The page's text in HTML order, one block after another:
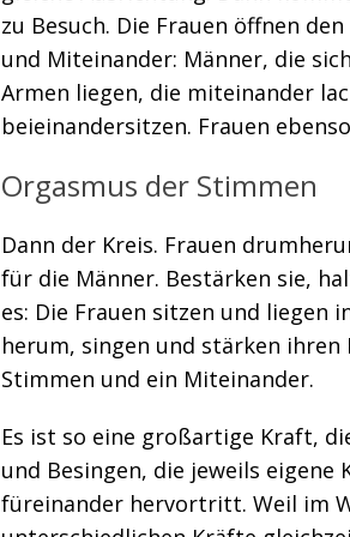
zu Besuch. Die Frauen öffnen
und Miteinander: Männer, die
Armen liegen, die miteinander
beieinandersitzen. Frauen
Orgasmus der Stimmen
Dann der Kreis. Frauen
für die Männer. Bestärken sie,
es: Die Frauen sitzen und liegen
herum, singen und stärken ihren
Stimmen und ein Miteinander.
Es ist so eine großartige Kraft,
und Besingen, die jeweils
füreinander hervortritt. Weil im